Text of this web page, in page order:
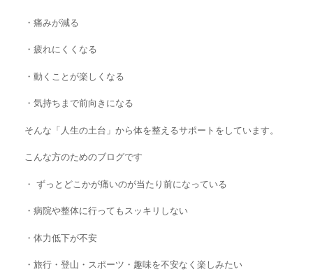
・痛みが減る
・疲れにくくなる
・動くことが楽しくなる
・気持ちまで前向きになる
そんな「人生の土台」から体を整えるサポートをしています。
こんな方のためのブログです
・ ずっとどこかが痛いのが当たり前になっている
・ 病院や整体に行ってもスッキリしない
・ 体力低下が不安
・旅行・登山・スポーツ・趣味を不安なく楽しみたい